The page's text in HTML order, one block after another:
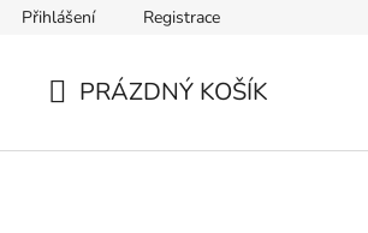
Přihlášení Registrace
PRÁZDNÝ KOŠÍK